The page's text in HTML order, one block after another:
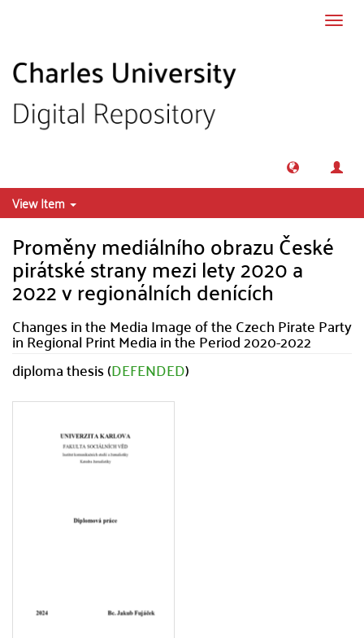
View Item
Proměny mediálního obrazu České
pirátské strany mezi lety 2020 a
2022 v regionálních denících
Changes in the Media Image of the Czech Pirate Party
in Regional Print Media in the Period 2020-2022
diploma thesis (DEFENDED)